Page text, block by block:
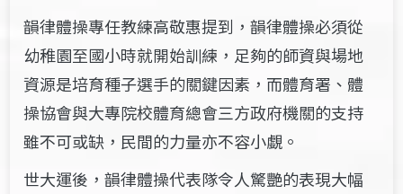
韻律體操專任教練高敬惠提到，韻律體操必須從
幼稚園至國小時就開始訓練，足夠的師資與場地
資源是培育種子選手的關鍵因素，而體育署、體
操協會與大專院校體育總會三方政府機關的支持
雖不可或缺，民間的力量亦不容小覷。
世大運後，韻律體操代表隊令人驚艷的表現大幅